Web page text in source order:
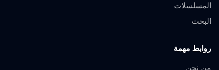
المسلسلات
البحث
روابط مهمة
من نحن